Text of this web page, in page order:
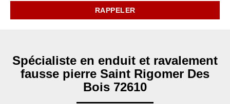
Spécialiste en enduit et ravalement
fausse pierre Saint Rigomer Des
Bois 72610